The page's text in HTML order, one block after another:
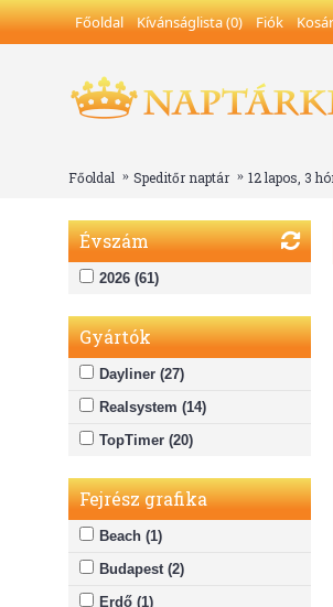
Főoldal Kívánságlista (0) Fiók Kosár
Főoldal Speditőr naptár 12 lapos, 3
Évszám
2026 (61)
Gyártók
Dayliner (27)
Realsystem (14)
TopTimer (20)
Fejrész grafika
Beach (1)
Budapest (2)
Erdő (1)